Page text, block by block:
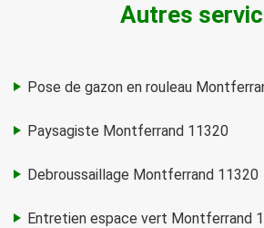
Autres
Pose de gazon en rouleau
Paysagiste Montferrand 11320
Debroussaillage Montferrand 11320
Entretien espace vert Montferrand